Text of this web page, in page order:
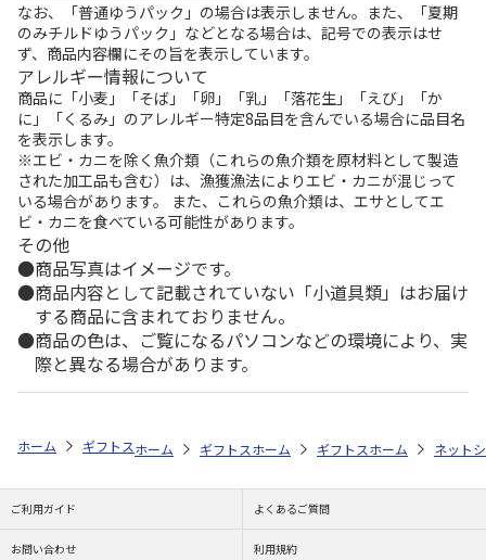
なお、「普通ゆうパック」の場合は表示しません。また、「夏期
のみチルドゆうパック」などとなる場合は、記号での表示はせ
ず、商品内容欄にその旨を表示しています。
アレルギー情報について
商品に「小麦」「そば」「卵」「乳」「落花生」「えび」「か
に」「くるみ」のアレルギー特定8品目を含んでいる場合に品目名
を表示します。
※エビ・カニを除く魚介類（これらの魚介類を原材料として製造
された加工品も含む）は、漁獲漁法によりエビ・カニが混じって
いる場合があります。 また、これらの魚介類は、エサとしてエ
ビ・カニを食べている可能性があります。
その他
商品写真はイメージです。
商品内容として記載されていない「小道具類」はお届け
する商品に含まれておりません。
商品の色は、ご覧になるパソコンなどの環境により、実
際と異なる場合があります。
ホーム ギフトストア お中元・夏ギフト特集 2026 おすすめ ご当地
ホーム ギフトストア お中元・夏ギフト特集 2026
ホーム ギフトストア お中元・
ホーム ネット
ご利用ガイド よくあるご質問
お問い合わせ 利用規約